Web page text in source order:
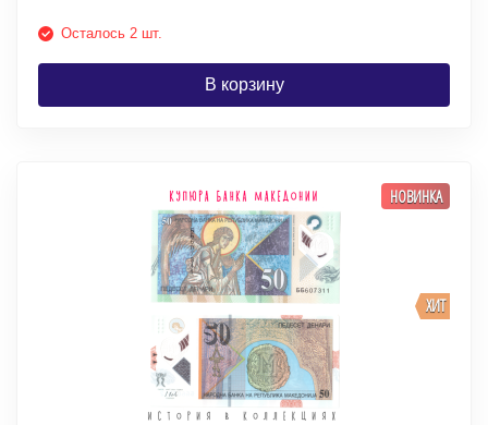
Осталось 2 шт.
В корзину
ХИТ
НОВИНКА